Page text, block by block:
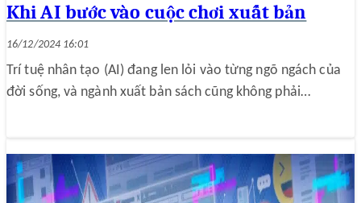
Khi AI bước vào cuộc chơi xuất bản
16/12/2024 16:01
Trí tuệ nhân tạo (AI) đang len lỏi vào từng ngõ ngách của
đời sống, và ngành xuất bản sách cũng không phải…